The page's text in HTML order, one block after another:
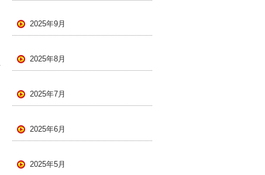
2025年9月
2025年8月
2025年7月
2025年6月
2025年5月